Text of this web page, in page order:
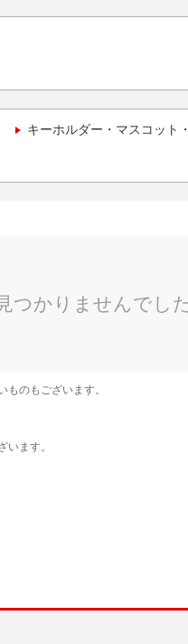
キーホルダー・マスコット